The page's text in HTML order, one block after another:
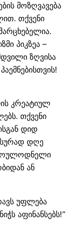
მოზღვავება
თქვენი
პიკზეა –
ზღვისა
კრეატიულ
თქვენი
დიდ
დღე
ან
უფლება
აფინანსებს!“